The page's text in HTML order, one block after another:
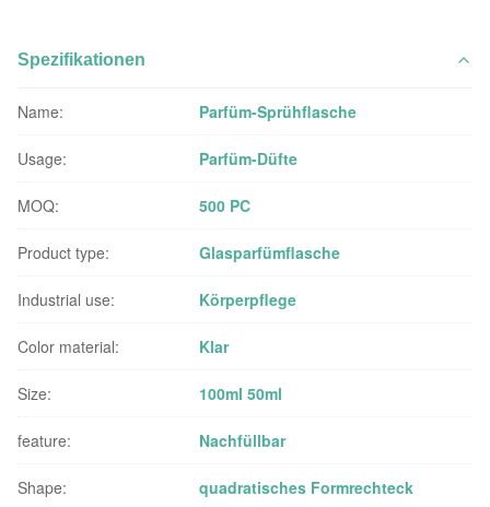
Spezifikationen
Name: Parfüm-Sprühflasche
Usage: Parfüm-Düfte
MOQ: 500 PC
Product type: Glasparfümflasche
Industrial use: Körperpflege
Color material: Klar
Size: 100ml 50ml
feature: Nachfüllbar
Shape: quadratisches Formrechteck